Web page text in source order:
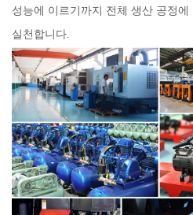
성능에 이르기까지 전체 생산 공정
실천합니다.